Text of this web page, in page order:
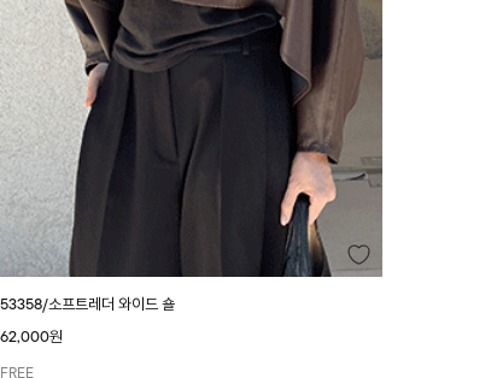
53358/소프트레더 와이드 숄
62,000원
FREE